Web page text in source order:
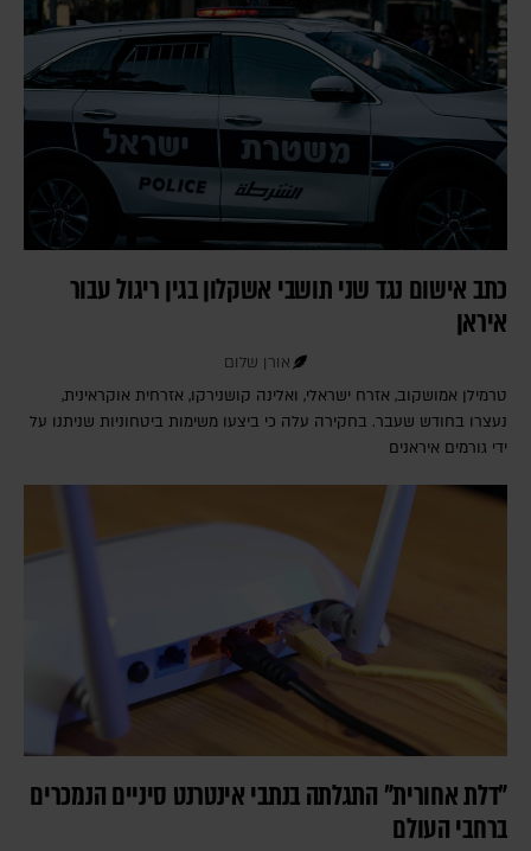
כתב אישום נגד שני תושבי אשקלון בגין ריגול עבור
איראן
אורן שלום
טרמילן אמושקוב, אזרח ישראלי, ואלינה קושנירקו, אזרחית אוקראינית,
נעצרו בחודש שעבר. בחקירה עלה כי ביצעו משימות ביטחוניות שניתנו על
ידי גורמים איראנים
"דלת אחורית" התגלתה בנתבי אינטרנט סיניים הנמכרים
ברחבי העולם